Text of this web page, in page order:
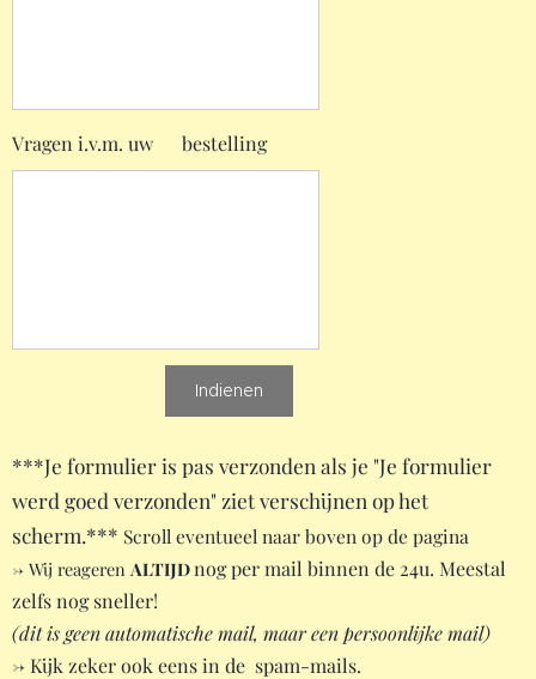
Vragen i.v.m. uw bestelling
Indienen
***Je formulier is pas verzonden als je "Je formulier
werd goed verzonden" ziet verschijnen op het
scherm.*** Scroll eventueel naar boven op de pagina
-> Wij reageren ALTIJDnog per mail binnen de 24u. Meestal
zelfs nog sneller!
(dit is geen automatische mail, maar een persoonlijke mail)
-> Kijk zeker ook eens in de spam-mails.